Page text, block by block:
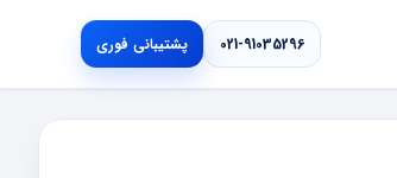
021-91035296 پشتیبانی فوری